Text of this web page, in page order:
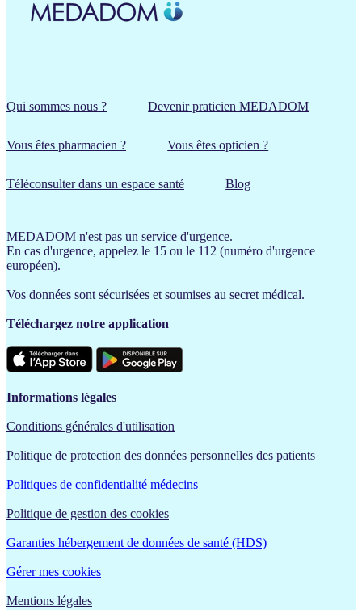
Qui sommes nous ? Devenir praticien MEDADOM
Vous êtes pharmacien ? Vous êtes opticien ?
Téléconsulter dans un espace santé Blog
MEDADOM n'est pas un service d'urgence.
En cas d'urgence, appelez le 15 ou le 112 (numéro d'urgence
européen).
Vos données sont sécurisées et soumises au secret médical.
Téléchargez notre application
Informations légales
Conditions générales d'utilisation
Politique de protection des données personnelles des patients
Politiques de confidentialité médecins
Politique de gestion des cookies
Garanties hébergement de données de santé (HDS)
Gérer mes cookies
Mentions légales